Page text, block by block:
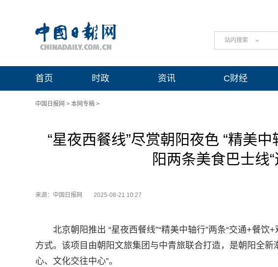
站内搜索
首页 时政 资讯 C财经
中国日报网 > 本网专稿 >
“星夜西餐线”尽赏朝阳夜色 “精美
阳两条美食巴士线
来源：中国日报网 2025-08-21 10:27
北京朝阳推出 “星夜西餐线”“精美中轴行”两条“交通+餐
方式。该项目由朝阳文旅集团与中青旅联合打造，是朝阳全新
心、文化交往中心”。​